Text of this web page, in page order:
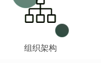
组织架构